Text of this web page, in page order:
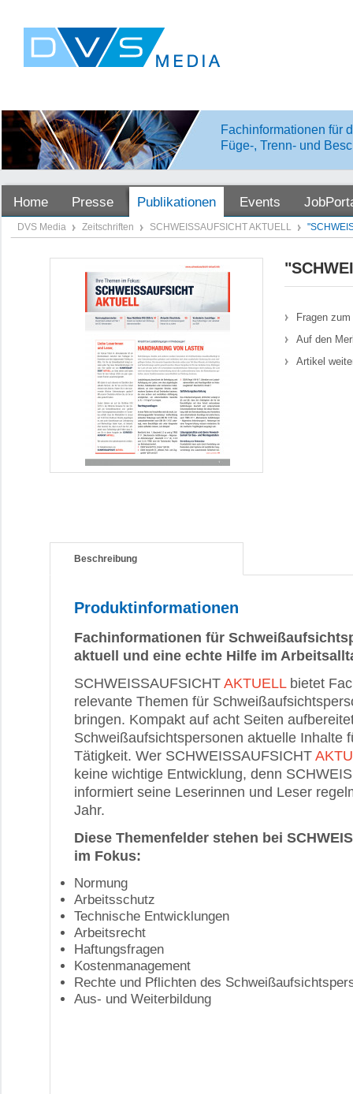
Fachinformationen für
Füge-, Trenn- und
Home Presse Publikationen Events
DVS Media Zeitschriften SCHWEISSAUFSICHT AKTUELL
Fragen
Auf den
Artikel
Beschreibung
Produktinformationen
Fachinformationen für
aktuell und eine echte Hilfe im
SCHWEISSAUFSICHT AKTUELL bietet
relevante Themen für
bringen. Kompakt auf acht Seiten
Schweißaufsichtspersonen aktuelle Inhalte
Tätigkeit. Wer SCHWEISSAUFSICHT
keine wichtige Entwicklung, denn
informiert seine Leserinnen und Leser
Jahr.
Diese Themenfelder stehen bei
im Fokus:
Normung
Arbeitsschutz
Technische Entwicklungen
Arbeitsrecht
Haftungsfragen
Kostenmanagement
Rechte und Pflichten des
Aus- und Weiterbildung